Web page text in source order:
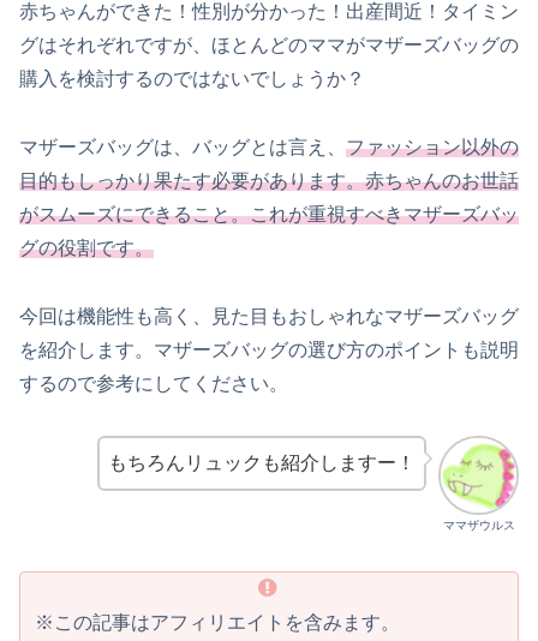
赤ちゃんができた！性別が分かった！出産間近！タイミン
グはそれぞれですが、ほとんどのママがマザーズバッグの
購入を検討するのではないでしょうか？
マザーズバッグは、バッグとは言え、 ファッション以外の
目的もしっかり果たす必要があります。赤ちゃんのお世話
がスムーズにできること。これが重視すべきマザーズバッ
グの役割です。
今回は機能性も高く、見た目もおしゃれなマザーズバッグ
を紹介します。マザーズバッグの選び方のポイントも説明
するので参考にしてください。
ママザウルス
もちろんリュックも紹介しますー！
※この記事はアフィリエイトを含みます。